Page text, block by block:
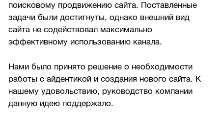
поисковому продвижению сайта. Поставленные
задачи были достигнуты, однако внешний вид
сайта не содействовал максимально
эффективному использованию канала.
Нами было принято решение о необходимости
работы с айдентикой и создания нового сайта. К
нашему удовольствию, руководство компании
данную идею поддержало.